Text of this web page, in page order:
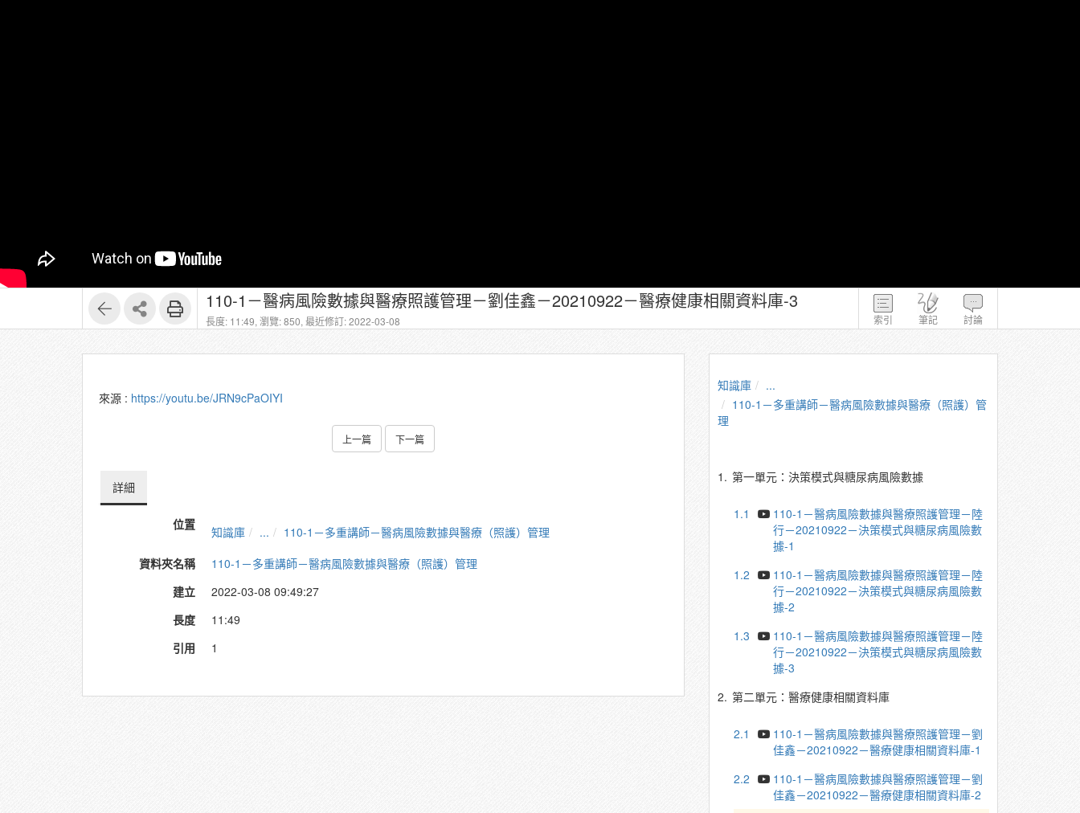
索引 筆記 討論
110-1－醫病風險數據與醫療照護管理－劉佳鑫－20210922－醫療健康相關資料庫-3
長度: 11:49, 瀏覽: 850, 最近修訂: 2022-03-08
來源 : https://youtu.be/JRN9cPaOIYI
上一篇 下一篇
詳細
位置 知識庫 ...
110-1－多重講師－醫病風險數據與醫療（照護）管理
資料夾名稱
110-1－多重講師－醫病風險數據與醫療（照護）管理
建立
2022-03-08 09:49:27
長度
11:49
引用
1
知識庫
...
110-1－多重講師－醫病風險數據與醫療（照護）管
理
1. 第一單元：決策模式與糖尿病風險數據
1.1
110-1－醫病風險數據與醫療照護管理－陸
行－20210922－決策模式與糖尿病風險數
據-1
1.2
110-1－醫病風險數據與醫療照護管理－陸
行－20210922－決策模式與糖尿病風險數
據-2
1.3
110-1－醫病風險數據與醫療照護管理－陸
行－20210922－決策模式與糖尿病風險數
據-3
2. 第二單元：醫療健康相關資料庫
2.1
110-1－醫病風險數據與醫療照護管理－劉
佳鑫－20210922－醫療健康相關資料庫-1
2.2
110-1－醫病風險數據與醫療照護管理－劉
佳鑫－20210922－醫療健康相關資料庫-2